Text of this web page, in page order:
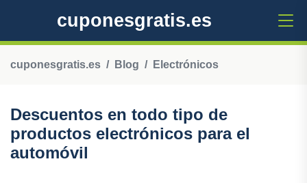
cuponesgratis.es
cuponesgratis.es Blog Electrónicos
Descuentos en todo tipo de
productos electrónicos para el
automóvil